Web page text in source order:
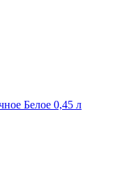
Белое 0,45 л